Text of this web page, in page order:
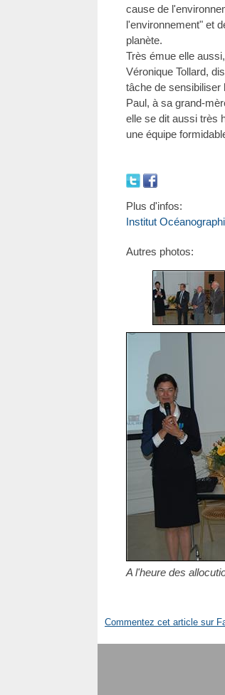
cause de
l'environnement" et
planète.
Très émue elle
Véronique Tollard,
tâche de sensibiliser
Paul, à sa grand-
elle se dit aussi très
une équipe
Plus d'infos:
Institut
Autres photos:
A l'heure des
Commentez cet article sur